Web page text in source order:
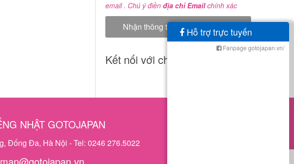
email . Chú ý điền địa chỉ Emailchính xác
Kết nối với chúng tôi
NHẬT GOTOJAPAN
Đống Đa, Hà Nội - Tel: 0246 276.5022
Hỗ trợ trực tuyến
Fanpage gotojapan.vn/